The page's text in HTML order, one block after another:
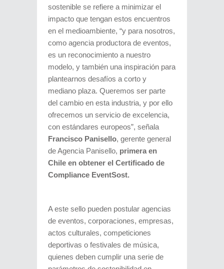
sostenible se refiere a minimizar el
impacto que tengan estos encuentros
en el medioambiente, “y para nosotros,
como agencia productora de eventos,
es un reconocimiento a nuestro
modelo, y también una inspiración para
plantearnos desafíos a corto y
mediano plaza. Queremos ser parte
del cambio en esta industria, y por ello
ofrecemos un servicio de excelencia,
con estándares europeos”, señala
Francisco Panisello, gerente general
de Agencia Panisello, primera en
Chile en obtener el Certificado de
Compliance EventSost.
A este sello pueden postular agencias
de eventos, corporaciones, empresas,
actos culturales, competiciones
deportivas o festivales de música,
quienes deben cumplir una serie de